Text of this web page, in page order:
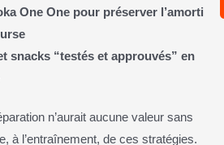
One One pour préserver l’amorti
snacks “testés et approuvés” en
n’aurait aucune valeur sans
à l’entraînement, de ces stratégies.